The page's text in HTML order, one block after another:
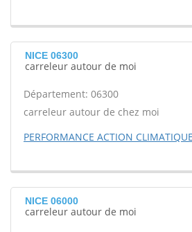
NICE 06300
carreleur autour de moi
Département: 06300
carreleur autour de chez moi
PERFORMANCE ACTION CLIMATIQUE
NICE 06000
carreleur autour de moi